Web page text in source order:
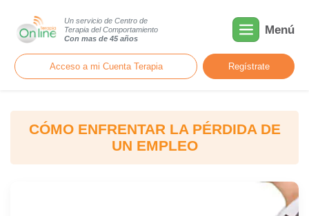
Un servicio de Centro de
Terapia del Comportamiento
Con mas de 45 años
Menú
Acceso a mi Cuenta Terapia Regístrate
CÓMO ENFRENTAR LA PÉRDIDA DE
UN EMPLEO